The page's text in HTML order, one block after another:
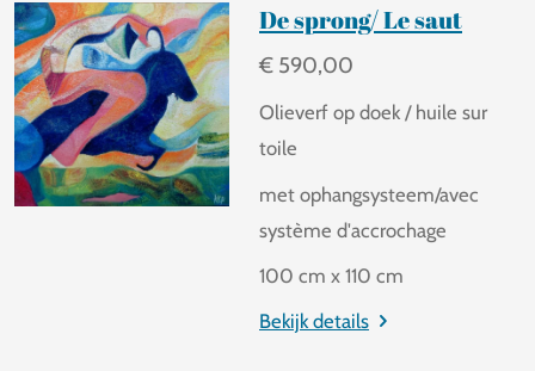
De sprong/ Le saut
€ 590,00
Olieverf op doek / huile sur
toile
met ophangsysteem/avec
système d'accrochage
100 cm x 110 cm
Bekijk details